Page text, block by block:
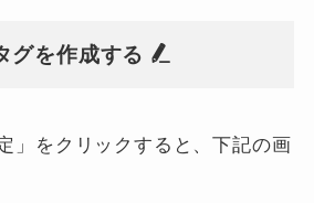
グを作成する
」をクリックすると、下記の画